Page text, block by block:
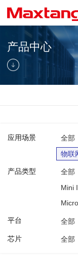
产品中心
应用场景 全部
物联
产品类型 全部
Mini
平台 全部
芯片 全部